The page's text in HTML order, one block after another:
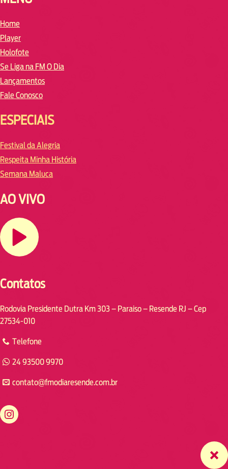
Home
Player
Holofote
Se Liga na FM O Dia
Lançamentos
Fale Conosco
ESPECIAIS
Festival da Alegria
Respeita Minha História
Semana Maluca
AO VIVO
Contatos
Rodovia Presidente Dutra Km 303 – Paraiso – Resende RJ – Cep
27534-010
Telefone
24 93500 9970
contato@fmodiaresende.com.br
https://www.instagram.com/fmodiaresende